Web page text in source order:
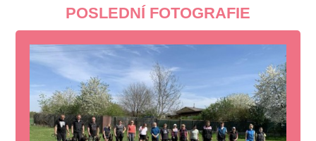
POSLEDNÍ FOTOGRAFIE